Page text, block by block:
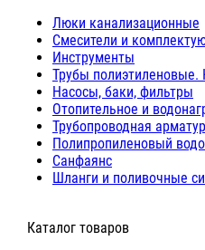
Люки канализационные
Cмесители и
Инструменты
Трубы полиэтиленовые.
Насосы, баки, фильтры
Отопительное и
Трубопроводная
Полипропиленовый
Санфаянс
Шланги и поливочные
⠀Каталог товаров